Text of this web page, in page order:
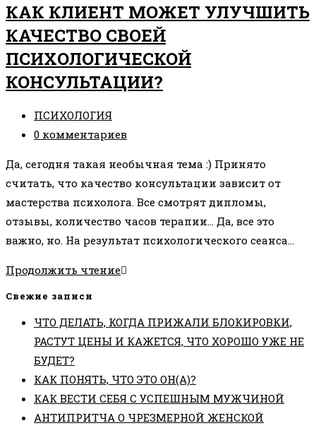
ЖИЗНЬ
БЕЗ
ПСИХОТЕРАПИИ?
КАК КЛИЕНТ МОЖЕТ УЛУЧШИТЬ
КАЧЕСТВО СВОЕЙ
ПСИХОЛОГИЧЕСКОЙ
КОНСУЛЬТАЦИИ?
Рубрика
записи:
ПСИХОЛОГИЯ
Комментарии
записи:
0 комментариев
Да, сегодня такая необычная тема :) Принято
считать, что качество консультации зависит от
мастерства психолога. Все смотрят дипломы,
отзывы, количество часов терапии… Да, все это
важно, но. На результат психологического сеанса…
Продолжить чтениеКАК
УЛУЧШИТЬ
КАЧЕСТВО
ПСИХОЛОГИЧЕСКОЙ
КОНСУЛЬТАЦИИ?
Свежие записи
ЧТО ДЕЛАТЬ, КОГДА ПРИЖАЛИ БЛОКИРОВКИ,
РАСТУТ ЦЕНЫ И КАЖЕТСЯ, ЧТО ХОРОШО УЖЕ НЕ
БУДЕТ?
КАК ПОНЯТЬ, ЧТО ЭТО ОН(А)?
КАК ВЕСТИ СЕБЯ С УСПЕШНЫМ МУЖЧИНОЙ
АНТИПРИТЧА О ЧРЕЗМЕРНОЙ ЖЕНСКОЙ